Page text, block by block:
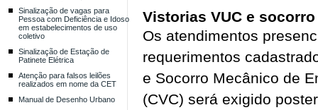
Sinalização de vagas para
Pessoa com Deficiência e Idoso
em estabelecimentos de uso
coletivo
Sinalização de Estação de
Patinete Elétrica
Atenção para falsos leilões
realizados em nome da CET
Manual de Desenho Urbano
Vistorias VUC e
Os atendimentos
requerimentos
e Socorro Mecânico de
(CVC) será exigido